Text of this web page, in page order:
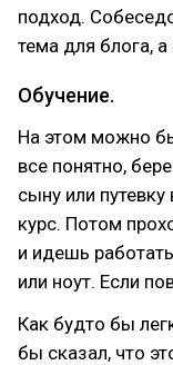
подход.
тема для блога,
Обучение.
На этом можно
все понятно,
сыну или
курс. Потом
и идешь
или ноут. Если
Как будто бы
бы сказал, что